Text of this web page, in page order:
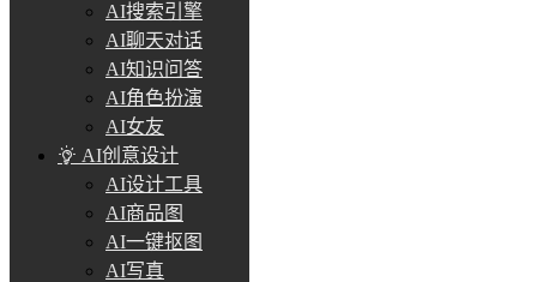
AI搜索引擎
AI聊天对话
AI知识问答
AI角色扮演
AI女友
AI创意设计
AI设计工具
AI商品图
AI一键抠图
AI写真